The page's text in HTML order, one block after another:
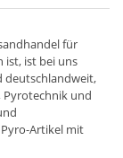
für
ist, ist bei uns
deutschlandweit,
Pyrotechnik und
Artikel mit